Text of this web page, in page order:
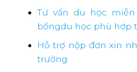
Tư vấn du học
bổngdu học phù hợp
Hỗ trợ nộp đơn xin
trường